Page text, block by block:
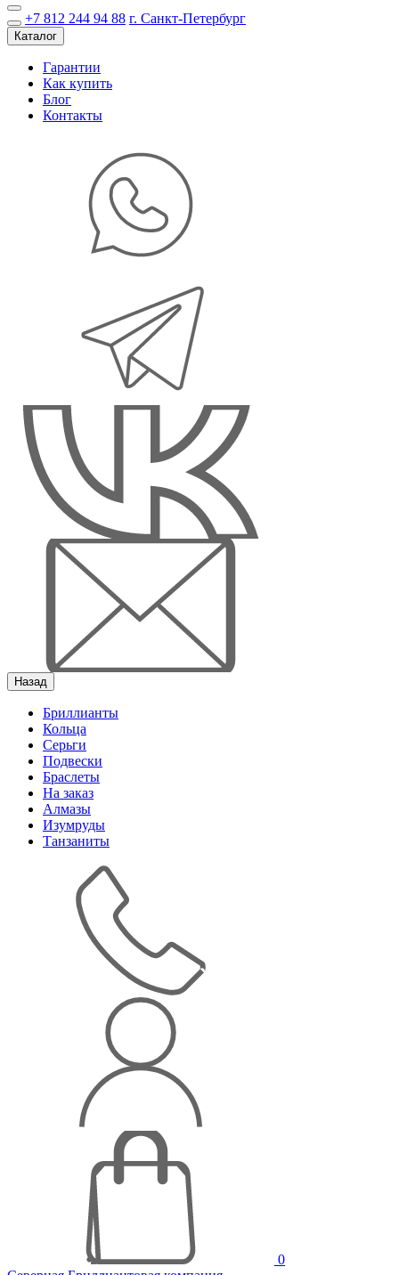
+7 812 244 94 88 г. Санкт-Петербург
Каталог
Гарантии
Как купить
Блог
Контакты
Назад
Бриллианты
Кольца
Серьги
Подвески
Браслеты
На заказ
Алмазы
Изумруды
Танзаниты
0